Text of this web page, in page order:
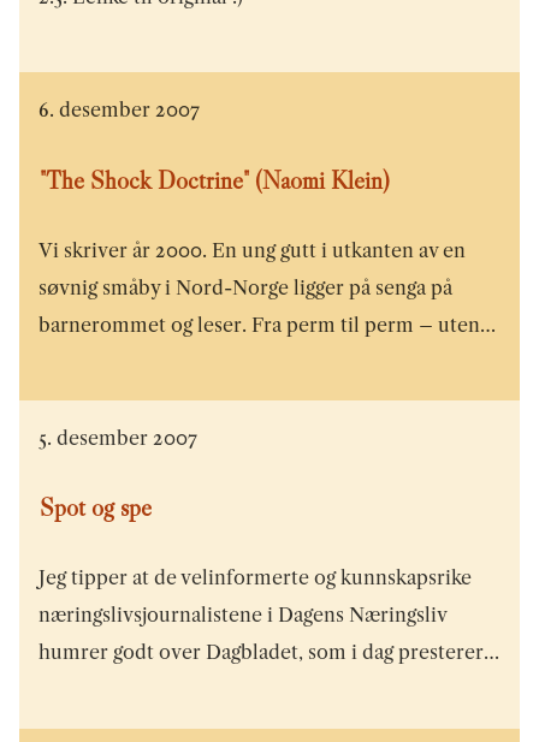
6. desember 2007
"The Shock Doctrine" (Naomi Klein)
Vi skriver år 2000. En ung gutt i utkanten av en
søvnig småby i Nord-Norge ligger på senga på
barnerommet og leser. Fra perm til perm – uten…
5. desember 2007
Spot og spe
Jeg tipper at de velinformerte og kunnskapsrike
næringslivsjournalistene i Dagens Næringsliv
humrer godt over Dagbladet, som i dag presterer…